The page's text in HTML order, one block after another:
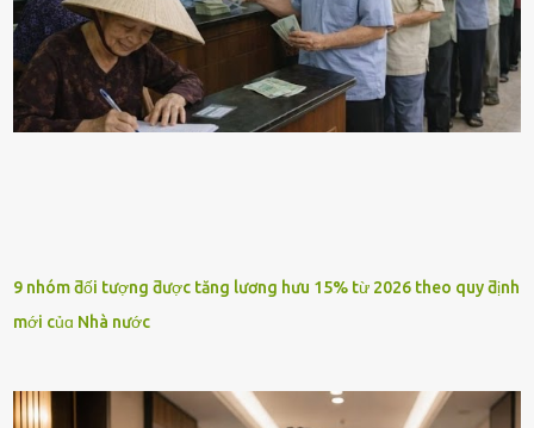
9 nhóm ƌối tượng ƌược tăng lương hưu 15% từ 2026 theo quy ƌịnh
mới củɑ Nhà nước